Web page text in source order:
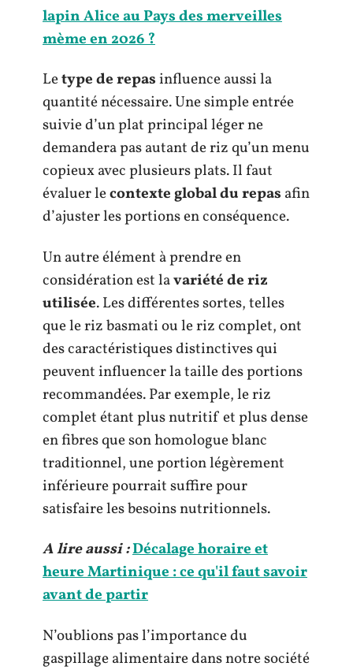
lapin Alice au Pays des merveilles
mème en 2026 ?
Letype de repasinfluence aussi la
quantité nécessaire. Une simple entrée
suivie d’un plat principal léger ne
demandera pas autant de riz qu’un menu
copieux avec plusieurs plats. Il faut
évaluer lecontexte global du repas afin
d’ajuster les portions en conséquence.
Un autre élément à prendre en
considération est lavariété de riz
utilisée. Les différentes sortes, telles
que le riz basmati ou le riz complet, ont
des caractéristiques distinctives qui
peuvent influencer la taille des portions
recommandées. Par exemple, le riz
complet étant plus nutritif et plus dense
en fibres que son homologue blanc
traditionnel, une portion légèrement
inférieure pourrait suffire pour
satisfaire les besoins nutritionnels.
A lire aussi :Décalage horaire et
heure Martinique : ce qu'il faut savoir
avant de partir
N’oublions pas l’importance du
gaspillage alimentaire dans notre société